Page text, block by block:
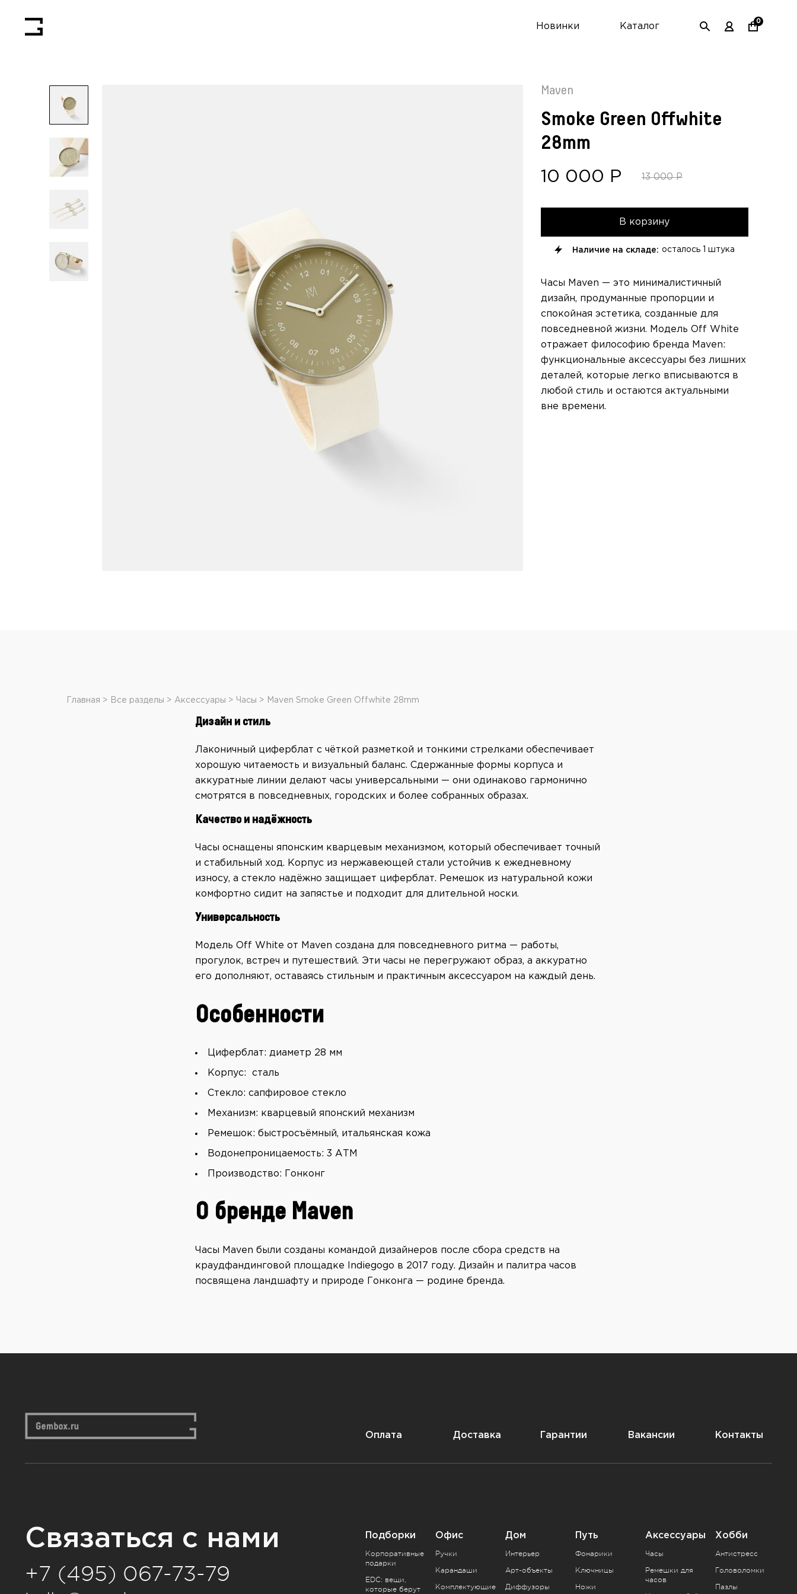
Новинки Каталог
0
Maven
Smoke Green Offwhite
28mm
10 000 Р 13 000Р
В корзину
Наличие на складе: осталось 1 штука
Часы Maven — это минималистичный
дизайн, продуманные пропорции и
спокойная эстетика, созданные для
повседневной жизни. Модель Off White
отражает философию бренда Maven:
функциональные аксессуары без лишних
деталей, которые легко вписываются в
любой стиль и остаются актуальными
вне времени.
Главная Все разделы Аксессуары Часы Maven Smoke Green Offwhite 28mm
Дизайн и стиль
Лаконичный циферблат с чёткой разметкой и тонкими стрелками обеспечивает
хорошую читаемость и визуальный баланс. Сдержанные формы корпуса и
аккуратные линии делают часы универсальными — они одинаково гармонично
смотрятся в повседневных, городских и более собранных образах.
Качество и надёжность
Часы оснащены японским кварцевым механизмом, который обеспечивает точный
и стабильный ход. Корпус из нержавеющей стали устойчив к ежедневному
износу, а стекло надёжно защищает циферблат. Ремешок из натуральной кожи
комфортно сидит на запястье и подходит для длительной носки.
Универсальность
Модель Off White от Maven создана для повседневного ритма — работы,
прогулок, встреч и путешествий. Эти часы не перегружают образ, а аккуратно
его дополняют, оставаясь стильным и практичным аксессуаром на каждый день.
Особенности
Циферблат: диаметр 28 мм
Корпус: сталь
Стекло: сапфировое стекло
Механизм: кварцевый японский механизм
Ремешок: быстросъёмный, итальянская кожа
Водонепроницаемость: 3 АТМ
Производство: Гонконг
О бренде Maven
Часы Maven были созданы командой дизайнеров после сбора средств на
краудфандинговой площадке Indiegogo в 2017 году. Дизайн и палитра часов
посвящена ландшафту и природе Гонконга — родине бренда.
Оплата Доставка Гарантии Вакансии Контакты
Связаться с нами
+7 (495) 067-73-79
Подборки
Корпоративные
подарки
EDC: вещи,
которые берут
Офис
Ручки
Карандаши
Комплектующие
Дом
Интерьер
Арт-объекты
Диффузоры
Путь
Фонарики
Ключницы
Ножи
Аксессуары
Часы
Ремешки для
часов
Хобби
Антистресс
Головоломки
Пазлы